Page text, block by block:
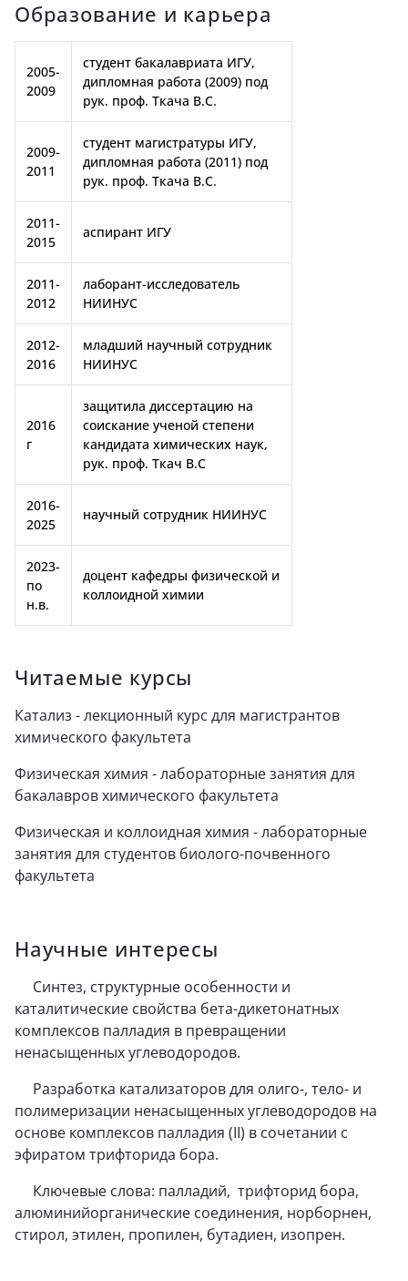
Образование и карьера
2005-
2009
студент бакалавриата ИГУ,
дипломная работа (2009) под
рук. проф. Ткача В.С.
2009-
2011
студент магистратуры ИГУ,
дипломная работа (2011) под
рук. проф. Ткача В.С.
2011-
2015
аспирант ИГУ
2011-
2012
лаборант-исследователь
НИИНУС
2012-
2016
младший научный сотрудник
НИИНУС
2016
г
защитила диссертацию на
соискание ученой степени
кандидата химических наук,
рук. проф. Ткач В.С
2016-
2025
научный сотрудник НИИНУС
2023-
по
н.в.
доцент кафедры физической и
коллоидной химии
Читаемые курсы
Катализ - лекционный курс для магистрантов
химического факультета
Физическая химия - лабораторные занятия для
бакалавров химического факультета
Физическая и коллоидная химия - лабораторные
занятия для студентов биолого-почвенного
факультета
Научные интересы
Cинтез, структурные особенности и
каталитические свойства бета-дикетонатных
комплексов палладия в превращении
ненасыщенных углеводородов.
Разработка катализаторов для олиго-, тело- и
полимеризации ненасыщенных углеводородов на
основе комплексов палладия (II) в сочетании с
эфиратом трифторида бора.
Ключевые слова: палладий, трифторид бора,
алюминийорганические соединения, норборнен,
стирол, этилен, пропилен, бутадиен, изопрен.